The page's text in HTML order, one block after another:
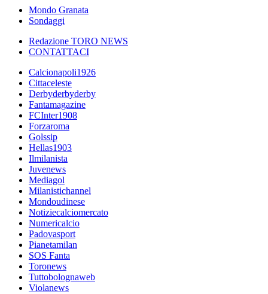
Mondo Granata
Sondaggi
Redazione TORO NEWS
CONTATTACI
Calcionapoli1926
Cittaceleste
Derbyderbyderby
Fantamagazine
FCInter1908
Forzaroma
Golssip
Hellas1903
Ilmilanista
Juvenews
Mediagol
Milanistichannel
Mondoudinese
Notiziecalciomercato
Numericalcio
Padovasport
Pianetamilan
SOS Fanta
Toronews
Tuttobolognaweb
Violanews